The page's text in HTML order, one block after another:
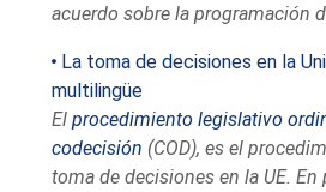
acuerdo sobre la programación
La toma de decisiones en la
multilingüe
Elprocedimiento legislativo
codecisión (COD), es el
toma de decisiones en la UE.